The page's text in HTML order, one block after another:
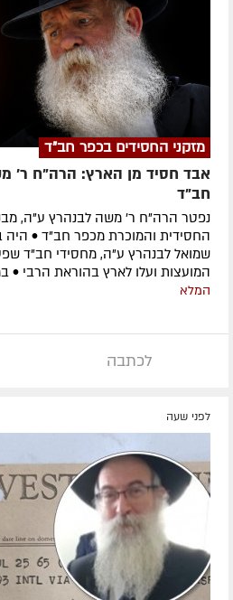
מזקני החסידים בכפר חב"ד
אבד חסיד מן הארץ: הרה"ח ר'
חב"ד
נפטר הרה"ח ר' משה לבנהרץ ע"ה,
החסידית והמוכרת מכפר חב"ד •
שמואל לבנהרץ ע"ה, מחסידי חב"ד
המועצות ועלו לארץ בהוראת הרבי •
המלא
לכתבה
לפני שעה